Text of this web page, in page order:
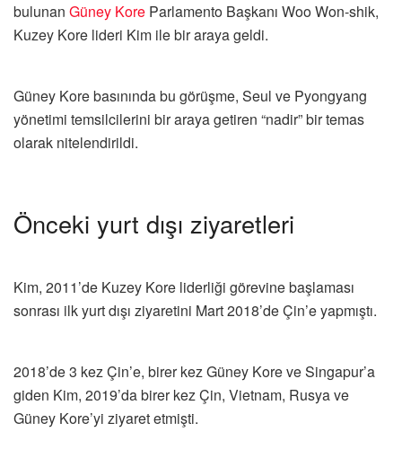
bulunan Güney Kore Parlamento Başkanı Woo Won-shik,
Kuzey Kore lideri Kim ile bir araya geldi.
Güney Kore basınında bu görüşme, Seul ve Pyongyang
yönetimi temsilcilerini bir araya getiren “nadir” bir temas
olarak nitelendirildi.
Önceki yurt dışı ziyaretleri
Kim, 2011’de Kuzey Kore liderliği görevine başlaması
sonrası ilk yurt dışı ziyaretini Mart 2018’de Çin’e yapmıştı.
2018’de 3 kez Çin’e, birer kez Güney Kore ve Singapur’a
giden Kim, 2019’da birer kez Çin, Vietnam, Rusya ve
Güney Kore’yi ziyaret etmişti.